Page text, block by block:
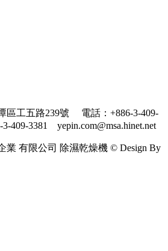
區工五路239號
電話：+886-3-409-
409-3381
yepin.com@msa.hinet.net
業 有限公司 除濕乾燥機 © Design By